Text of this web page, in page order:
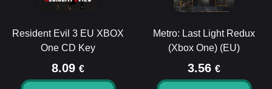
Resident Evil 3 EU XBOX
One CD Key
8.09 €
Metro: Last Light Redux
(Xbox One) (EU)
3.56 €